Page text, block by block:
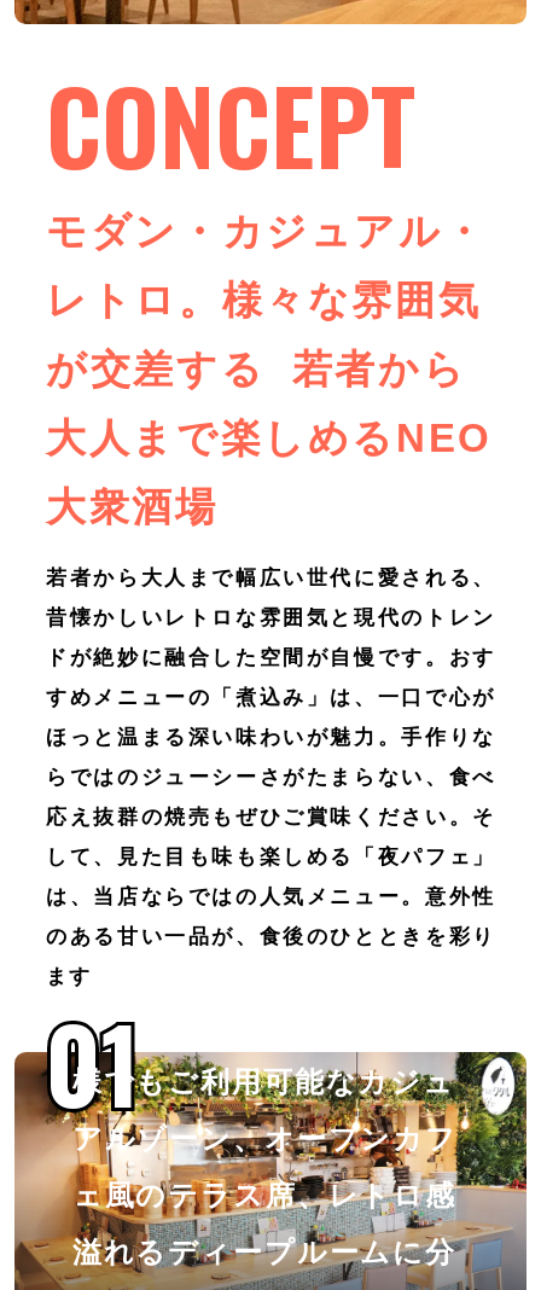
CONCEPT
モダン・カジュアル・
レトロ。様々な雰囲気
が交差する 若者から
大人まで楽しめるNEO
大衆酒場
若者から大人まで幅広い世代に愛される、
昔懐かしいレトロな雰囲気と現代のトレン
ドが絶妙に融合した空間が自慢です。おす
すめメニューの「煮込み」は、一口で心が
ほっと温まる深い味わいが魅力。手作りな
らではのジューシーさがたまらない、食べ
応え抜群の焼売もぜひご賞味ください。そ
して、見た目も味も楽しめる「夜パフェ」
は、当店ならではの人気メニュー。意外性
のある甘い一品が、食後のひとときを彩り
ます
01
01
フラワーガーデンのような
ボタニカルな店内。お一人
様でもご利用可能なカジュ
アルゾーン、オープンカフ
ェ風のテラス席、レトロ感
溢れるディープルームに分